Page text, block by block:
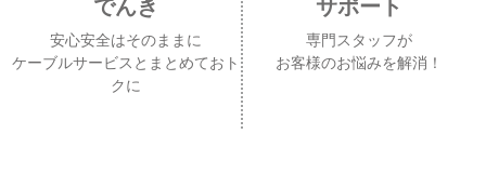
でんき
安心安全はそのままに
ケーブルサービスとまとめておト
クに
サポート
専門スタッフが
お客様のお悩みを解消！